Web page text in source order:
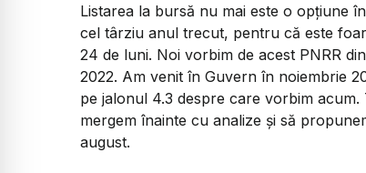
Listarea la bursă nu mai este o opțiune
cel târziu anul trecut, pentru că este
24 de luni. Noi vorbim de acest PNRR
2022. Am venit în Guvern în noiembrie
pe jalonul 4.3 despre care vorbim
mergem înainte cu analize și să
august.